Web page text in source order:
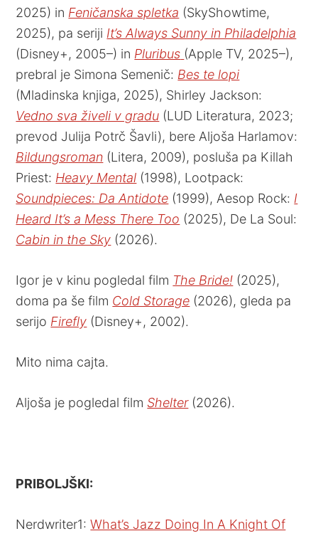
2025) in Feničanska spletka (SkyShowtime,
2025), pa seriji It’s Always Sunny in Philadelphia
(Disney+, 2005–) in Pluribus (Apple TV, 2025–),
prebral je Simona Semenič: Bes te lopi
(Mladinska knjiga, 2025), Shirley Jackson:
Vedno sva živeli v gradu (LUD Literatura, 2023;
prevod Julija Potrč Šavli), bere Aljoša Harlamov:
Bildungsroman (Litera, 2009), posluša pa Killah
Priest: Heavy Mental (1998), Lootpack:
Soundpieces: Da Antidote (1999), Aesop Rock: I
Heard It’s a Mess There Too (2025), De La Soul:
Cabin in the Sky (2026).
Igor je v kinu pogledal film The Bride! (2025),
doma pa še film Cold Storage (2026), gleda pa
serijo Firefly (Disney+, 2002).
Mito nima cajta.
Aljoša je pogledal film Shelter(2026).
PRIBOLJŠKI:
Nerdwriter1:What’s Jazz Doing In A Knight Of